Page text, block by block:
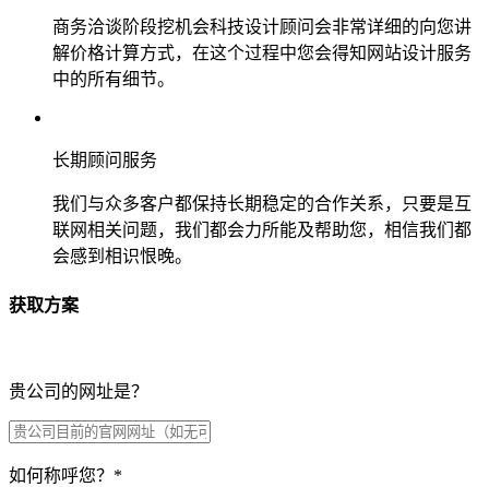
商务洽谈阶段挖机会科技设计顾问会非常详细的向您讲
解价格计算方式，在这个过程中您会得知网站设计服务
中的所有细节。
长期顾问服务
我们与众多客户都保持长期稳定的合作关系，只要是互
联网相关问题，我们都会力所能及帮助您，相信我们都
会感到相识恨晚。
获取方案
贵公司的网址是？
如何称呼您？ *